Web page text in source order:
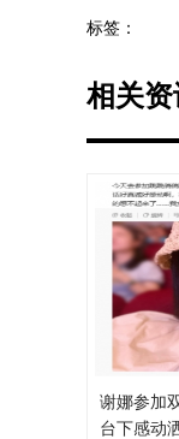
标签：
相关资
谢娜参加
台下感动